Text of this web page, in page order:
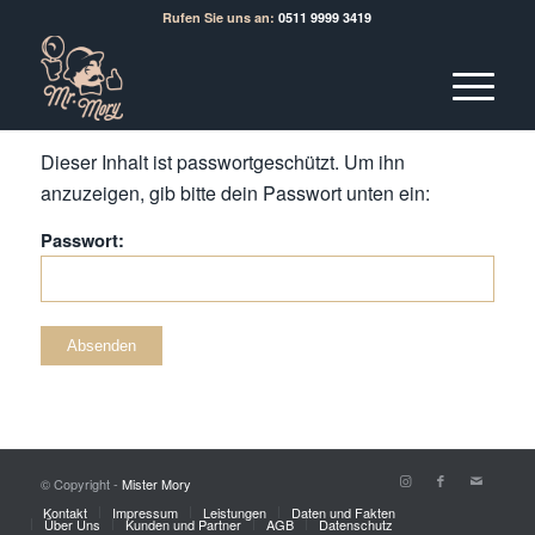
Rufen Sie uns an: 0511 9999 3419
Dieser Inhalt ist passwortgeschützt. Um ihn
anzuzeigen, gib bitte dein Passwort unten ein:
Passwort:
© Copyright - Mister Mory
Kontakt
Impressum Leistungen Daten und Fakten
Über Uns Kunden und Partner AGB Datenschutz